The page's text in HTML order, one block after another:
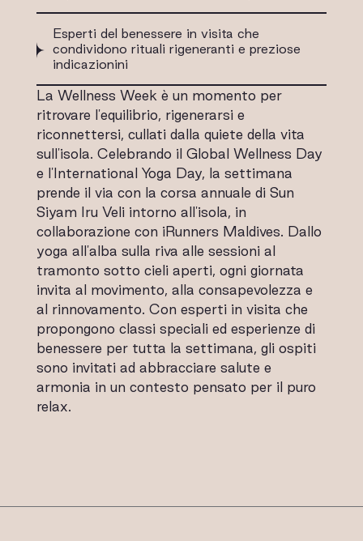
Esperti del benessere in visita che
condividono rituali rigeneranti e preziose
indicazionini
La Wellness Week è un momento per
ritrovare l'equilibrio, rigenerarsi e
riconnettersi, cullati dalla quiete della vita
sull'isola. Celebrando il Global Wellness Day
e l'International Yoga Day, la settimana
prende il via con la corsa annuale di Sun
Siyam Iru Veli intorno all'isola, in
collaborazione con iRunners Maldives. Dallo
yoga all'alba sulla riva alle sessioni al
tramonto sotto cieli aperti, ogni giornata
invita al movimento, alla consapevolezza e
al rinnovamento. Con esperti in visita che
propongono classi speciali ed esperienze di
benessere per tutta la settimana, gli ospiti
sono invitati ad abbracciare salute e
armonia in un contesto pensato per il puro
relax.